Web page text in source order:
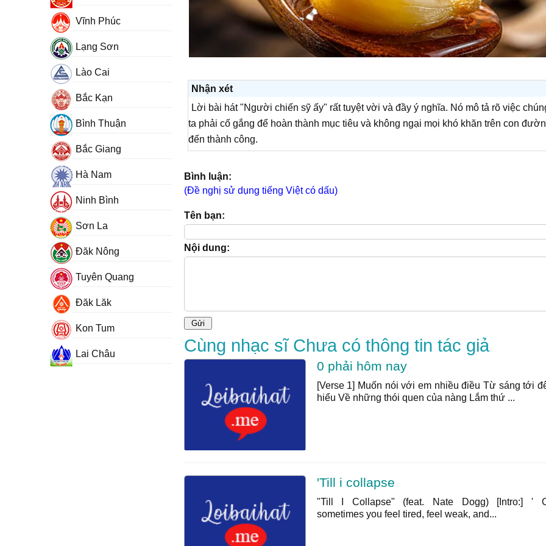
Nhận xét
Lời bài hát "Người chiến sỹ ấy" rất tuyệt vời và đầy ý nghĩa. Nó mô tả rõ việc
ta phải cố gắng để hoàn thành mục tiêu và không ngại mọi khó khăn trên con
đến thành công.
Bình luận:
(Đề nghị sử dụng tiếng Việt có dấu)
Tên bạn:
Nội dung:
Cùng nhạc sĩ Chưa có thông tin tác giả
0 phải hôm nay
[Verse 1] Muốn nói với em nhiều điều Từ sáng tới
hiểu Về những thói quen của nàng Lắm thứ ...
'Till i collapse
"Till I Collapse" (feat. Nate Dogg) [Intro:] '
sometimes you feel tired, feel weak, and...
Vĩnh Phúc
Lạng Sơn
Lào Cai
Bắc Kạn
Bình Thuận
Bắc Giang
Hà Nam
Ninh Bình
Sơn La
Đăk Nông
Tuyên Quang
Đăk Lăk
Kon Tum
Lai Châu